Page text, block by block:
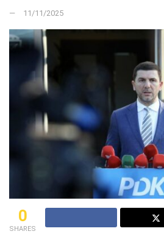
11/11/2025
0
SHARES